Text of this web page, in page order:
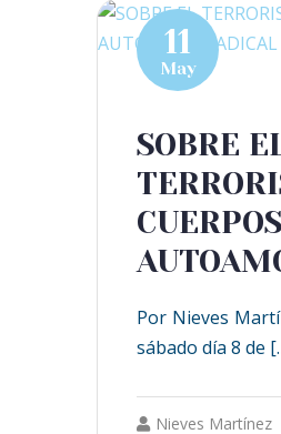
11
May
SOBRE
Por Nieves
sábado día 8 de
Nieves Martínez